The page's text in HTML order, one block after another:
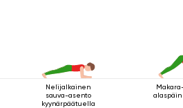
Nelijalkainen
sauva-asento
kyynärpäätuella
alaspäin